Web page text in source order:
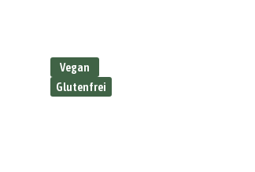
Vegan
Glutenfrei